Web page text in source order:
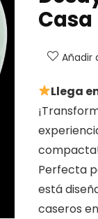
Casa
Añadir
Llega
Perfecta
está
caseros